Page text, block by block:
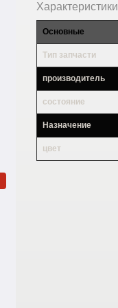
Характеристики
Основные
Тип запчасти
производитель
состояние
Назначение
цвет